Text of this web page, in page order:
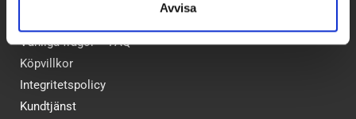
Avvisa
Vanliga frågor – FAQ
Köpvillkor
Integritetspolicy
Kundtjänst